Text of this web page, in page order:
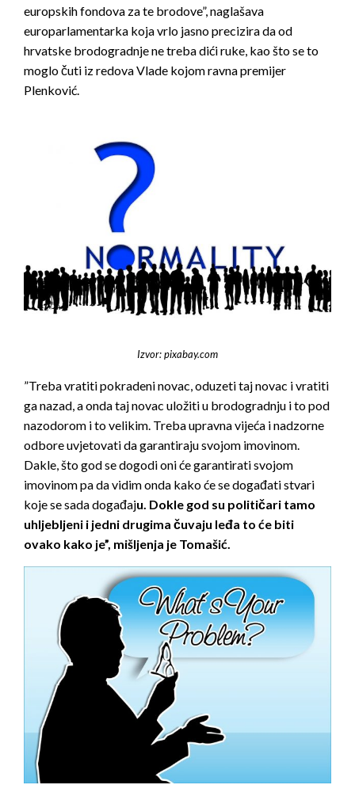
europskih fondova za te brodove”, naglašava
europarlamentarka koja vrlo jasno precizira da od
hrvatske brodogradnje ne treba dići ruke, kao što se to
moglo čuti iz redova Vlade kojom ravna premijer
Plenković.
Izvor: pixabay.com
”Treba vratiti pokradeni novac, oduzeti taj novac i vratiti
ga nazad, a onda taj novac uložiti u brodogradnju i to pod
nazodorom i to velikim. Treba upravna vijeća i nadzorne
odbore uvjetovati da garantiraju svojom imovinom.
Dakle, što god se dogodi oni će garantirati svojom
imovinom pa da vidim onda kako će se događati stvari
koje se sada događaju. Dokle god su političari tamo
uhljebljeni i jedni drugima čuvaju leđa to će biti
ovako kako je”, mišljenja je Tomašić.